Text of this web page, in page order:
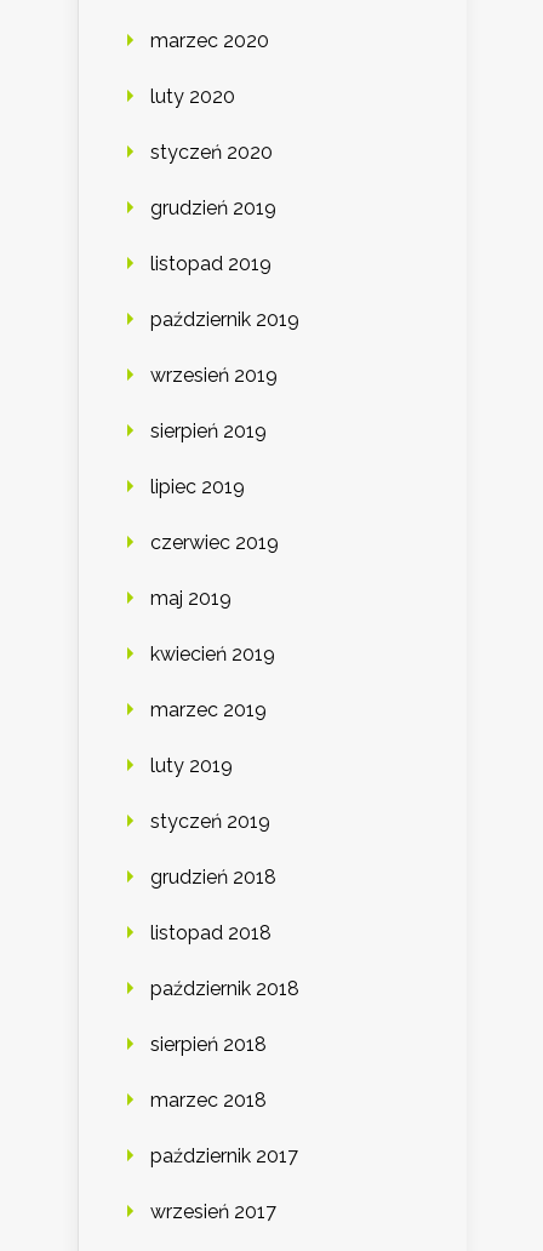
marzec 2020
luty 2020
styczeń 2020
grudzień 2019
listopad 2019
październik 2019
wrzesień 2019
sierpień 2019
lipiec 2019
czerwiec 2019
maj 2019
kwiecień 2019
marzec 2019
luty 2019
styczeń 2019
grudzień 2018
listopad 2018
październik 2018
sierpień 2018
marzec 2018
październik 2017
wrzesień 2017